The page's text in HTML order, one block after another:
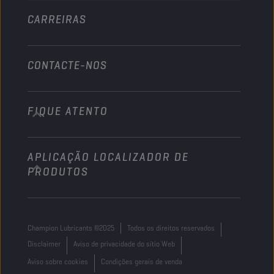
CARREIRAS
CONTACTE-NOS
info@championlubes.com
+32 3 870 00 20
Georges Gilliotstraat, 52 2620 Hemiksem
Belgium
FIQUE ATENTO
APLICAÇÃO LOCALIZADOR DE
PRODUTOS
Champion Lubricants ©2025
Todos os direitos reservados
Disclaimer
Aviso de privacidade do sítio Web
Aviso sobre cookies
Condições gerais de venda